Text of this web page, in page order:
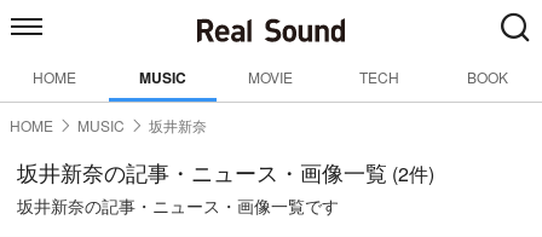
HOME MUSIC MOVIE TECH BOOK
HOME MUSIC 坂井新奈
坂井新奈の記事・ニュース・画像一覧 (2件)
坂井新奈の記事・ニュース・画像一覧です